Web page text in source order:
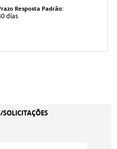
Resposta Padrão:
dias